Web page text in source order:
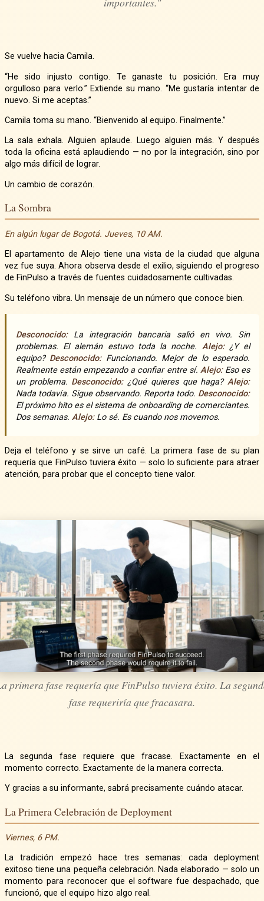
Se vuelve hacia Camila.
“He sido injusto contigo. Te ganaste tu posición. Era muy
orgulloso para verlo.” Extiende su mano. “Me gustaría intentar de
nuevo. Si me aceptas.”
Camila toma su mano. “Bienvenido al equipo. Finalmente.”
La sala exhala. Alguien aplaude. Luego alguien más. Y después
toda la oficina está aplaudiendo — no por la integración, sino por
algo más difícil de lograr.
Un cambio de corazón.
La Sombra
En algún lugar de Bogotá. Jueves, 10 AM.
El apartamento de Alejo tiene una vista de la ciudad que alguna
vez fue suya. Ahora observa desde el exilio, siguiendo el progreso
de FinPulso a través de fuentes cuidadosamente cultivadas.
Su teléfono vibra. Un mensaje de un número que conoce bien.
Desconocido:La integración bancaria salió en vivo. Sin
problemas. El alemán estuvo toda la noche. Alejo:¿Y el
equipo? Desconocido:Funcionando. Mejor de lo esperado.
Realmente están empezando a confiar entre sí. Alejo:Eso es
un problema. Desconocido:¿Qué quieres que haga?Alejo:
Nada todavía. Sigue observando. Reporta todo. Desconocido:
El próximo hito es el sistema de onboarding de comerciantes.
Dos semanas. Alejo:Lo sé. Es cuando nos movemos.
Deja el teléfono y se sirve un café. La primera fase de su plan
requería que FinPulso tuviera éxito — solo lo suficiente para atraer
atención, para probar que el concepto tiene valor.
primera fase requería que FinPulso tuviera éxito. La
fase requeriría que fracasara.
La segunda fase requiere que fracase. Exactamente en el
momento correcto. Exactamente de la manera correcta.
Y gracias a su informante, sabrá precisamente cuándo atacar.
La Primera Celebración de Deployment
Viernes, 6 PM.
La tradición empezó hace tres semanas: cada deployment
exitoso tiene una pequeña celebración. Nada elaborado — solo un
momento para reconocer que el software fue despachado, que
funcionó, que el equipo hizo algo real.